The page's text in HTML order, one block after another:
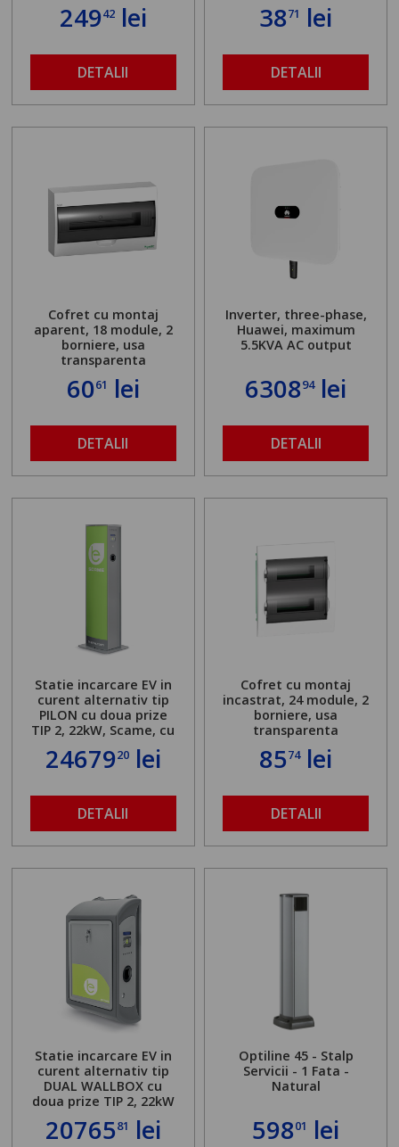
24942lei
DETALII
3871 lei
DETALII
Cofret cu montaj
aparent, 18 module, 2
borniere, usa
transparenta
6061 lei
DETALII
Inverter, three-phase,
Huawei, maximum
5.5KVA AC output
630894lei
DETALII
Statie incarcare EV in
curent alternativ tip
PILON cu doua prize
TIP 2, 22kW, Scame, cu
server local
2467920lei
DETALII
Cofret cu montaj
incastrat, 24 module, 2
borniere, usa
transparenta
8574lei
DETALII
Statie incarcare EV in
curent alternativ tip
DUAL WALLBOX cu
doua prize TIP 2, 22kW
2076581 lei
Optiline 45 - Stalp
Servicii - 1 Fata -
Natural
59801 lei